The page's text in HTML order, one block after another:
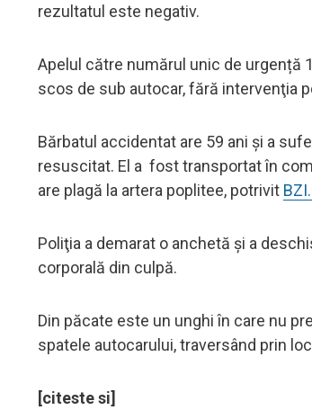
rezultatul este negativ.
Apelul către numărul unic de urgență
scos de sub autocar, fără intervenţia
Bărbatul accidentat are 59 ani și a
resuscitat. El a fost transportat în
are plagă la artera poplitee, potrivit
Poliţia a demarat o anchetă şi a
corporală din culpă.
Din păcate este un unghi în care nu
spatele autocarului, traversând prin
[citeste si]